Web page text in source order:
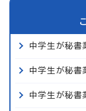
中学生が秘書
中学生が秘書
中学生が秘書